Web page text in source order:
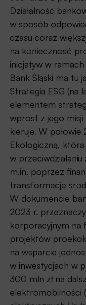
Działalność
w sposób
czasu coraz
na konieczność
inicjatyw w
Bank Śląski ma tu
Strategia ESG
elementem
wprost z jego
kieruje. W połowie
Ekologiczną, która
w
m.in. poprzez
transformację
W dokumencie
2023 r.
korporacyjnym na
projektów
na wsparcie
w inwestycjach w
300 mln zł na
elektromobilności